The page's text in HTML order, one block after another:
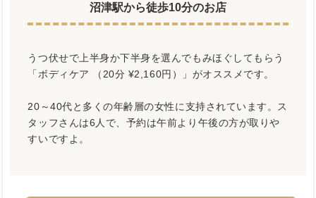
沼津駅から徒歩10分のお店
うつ伏せで上半身か下半身を選んでもみほぐしてもらう
「ボディケア （20分 ¥2,160円）」がオススメです。
20～40代と多くの年齢層の女性に支持されています。ス
タッフさんは6人で、予約は午前より午後の方が取りや
すいですよ。